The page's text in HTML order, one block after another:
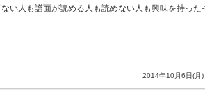
い人も譜面が読める人も読めない人も興味を持った
2014年10月6日(月)